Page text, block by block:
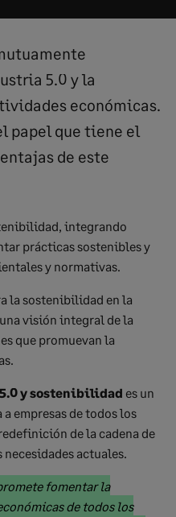
5.0 y la
económicas.
papel que tiene el
de este
integrando
prácticas sostenibles y
y normativas.
la sostenibilidad en la
visión integral de la
que promuevan la
y sostenibilidad es un
empresas de todos los
de la cadena de
actuales.
fomentar la
de todos los